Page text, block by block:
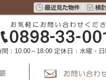
間：10:00～18:00 定休日：水曜・